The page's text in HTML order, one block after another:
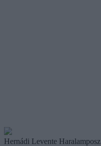
Hernádi Levente Haralamposz